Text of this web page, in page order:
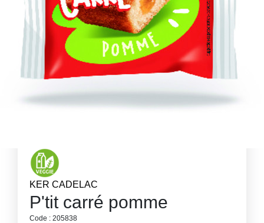
KER CADELAC
P'tit carré pomme
Code : 205838